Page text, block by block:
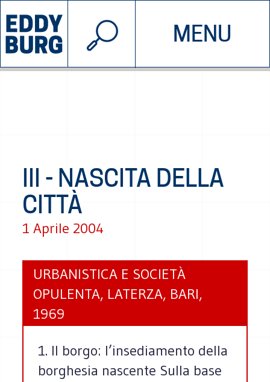
MENU
INIZIATIVE CHI SIAMO
© 2026 EDDYBURG
III - NASCITA DELLA
CITTÀ
1 Aprile 2004
URBANISTICA E SOCIETÀ
OPULENTA, LATERZA, BARI,
1969
1. Il borgo: l’insediamento della
borghesia nascente Sulla base